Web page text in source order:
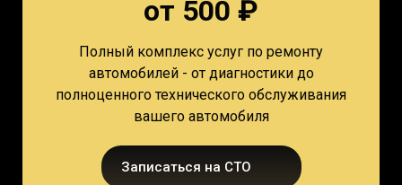
от 500 ₽
Полный комплекс услуг по ремонту
автомобилей - от диагностики до
полноценного технического обслуживания
вашего автомобиля
Записаться на СТО